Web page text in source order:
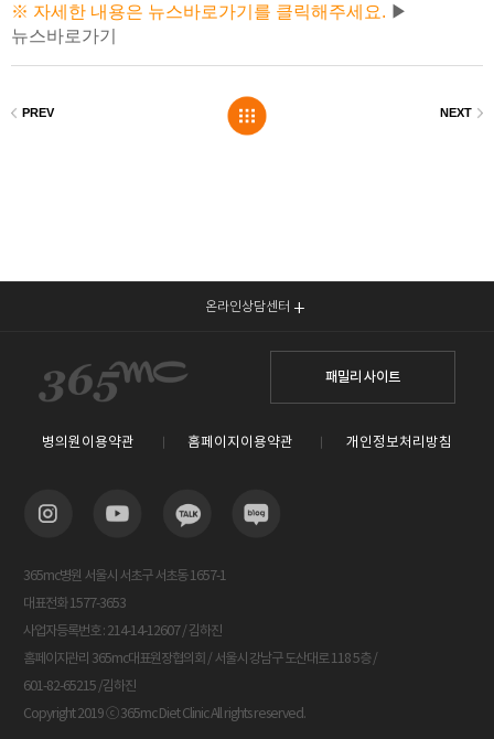
※ 자세한 내용은 뉴스바로가기를 클릭해주세요. ▶
뉴스바로가기
온라인상담센터
패밀리 사이트
병의원이용약관 홈페이지이용약관 개인정보처리방침
365mc병원 서울시 서초구 서초동 1657-1
대표전화 1577-3653
사업자등록번호 : 214-14-12607 / 김하진
홈페이지관리 365mc대표원장협의회 / 서울시 강남구 도산대로 118 5층 /
601-82-65215 /김하진
Copyright 2019 ⓒ 365mc Diet Clinic All rights reserved.